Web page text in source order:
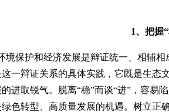
1、把握
境保护和经济发展是辩证统一、相辅
一辩证关系的具体实践，它既是生态
进取锐气。脱离“稳”而谈“进”，容易
色转型、高质量发展的机遇。树立正